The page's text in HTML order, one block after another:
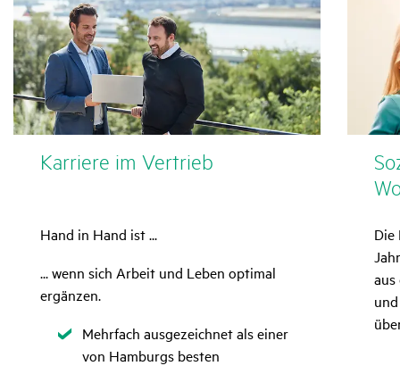
Karriere im Vertrieb
Hand in Hand ist ...
... wenn sich Arbeit und Leben optimal
ergänzen.
Zutreffend
Mehrfach ausgezeichnet als einer
von Hamburgs besten
Die
aus